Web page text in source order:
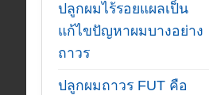
ปลูกผมไร้รอยแผลเป็น
แก้ไขปัญหาผมบางอย่าง
ถาวร
ปลูกผมถาวร FUT คือ